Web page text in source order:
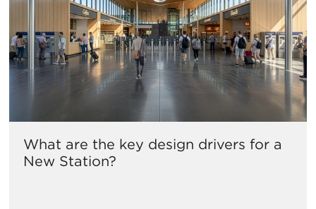
What are the key design drivers for a
New Station?